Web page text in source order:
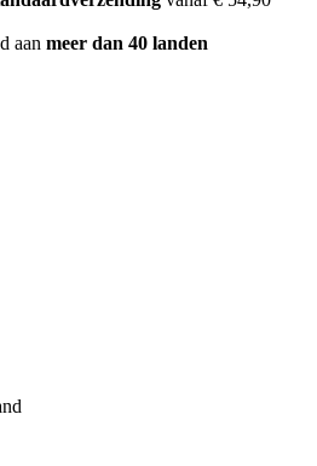
aan meer dan 40 landen